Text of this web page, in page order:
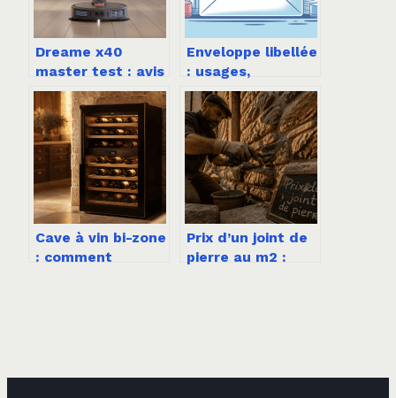
Dreame x40
master test : avis
complet sur cet
aspirateur robot
haut de gamme
Enveloppe libellée
: usages,
obligations et
bonnes pratiques
en entreprise
Cave à vin bi-zone
: comment
Prix d’un joint de
pierre au m2 :